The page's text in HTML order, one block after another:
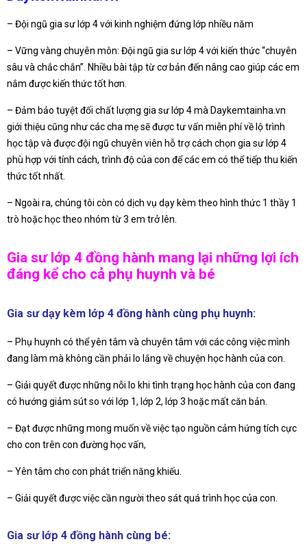
– Đội ngũ gia sư lớp 4 với kinh nghiệm đứng lớp nhiều năm
– Vững vàng chuyên môn: Đội ngũ gia sư lớp 4 với kiến thức “chuyên
sâu và chắc chắn”. Nhiều bài tập từ cơ bản đến nâng cao giúp các em
nắm được kiến thức tốt hơn.
– Đảm bảo tuyệt đối chất lượng gia sư lớp 4 mà Daykemtainha.vn
giới thiệu cũng như các cha mẹ sẽ được tư vấn miễn phí về lộ trình
học tập và được đội ngũ chuyên viên hỗ trợ cách chọn gia sư lớp 4
phù hợp với tính cách, trình độ của con để các em có thể tiếp thu kiến
thức tốt nhất.
– Ngoài ra, chúng tôi còn có dịch vụ dạy kèm theo hình thức 1 thầy 1
trò hoặc học theo nhóm từ 3 em trở lên.
Gia sư lớp 4 đồng hành mang lại những lợi ích
đáng kể cho cả phụ huynh và bé
Gia sư dạy kèm lớp 4 đồng hành cùng phụ huynh:
– Phụ huynh có thể yên tâm và chuyên tâm với các công việc mình
đang làm mà không cần phải lo lắng về chuyện học hành của con.
– Giải quyết được những nỗi lo khi tình trạng học hành của con đang
có hướng giảm sút so với lớp 1, lớp 2, lớp 3 hoặc mất căn bản.
– Đạt được những mong muốn về việc tạo nguồn cảm hứng tích cực
cho con trên con đường học vấn,
– Yên tâm cho con phát triển năng khiếu.
– Giải quyết được việc cần người theo sát quá trình học của con.
Gia sư lớp 4 đồng hành cùng bé: